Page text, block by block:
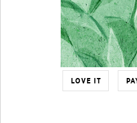
LOVE IT